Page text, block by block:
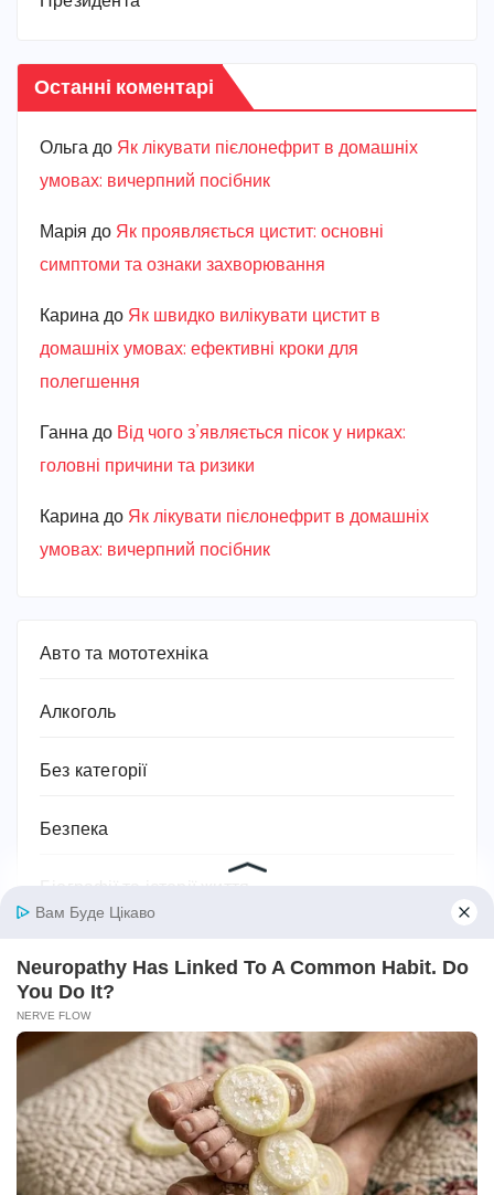
Останні коментарі
Ольга до Як лікувати пієлонефрит в домашніх
умовах: вичерпний посібник
Марiя до Як проявляється цистит: основні
симптоми та ознаки захворювання
Карина до Як швидко вилікувати цистит в
домашніх умовах: ефективні кроки для
полегшення
Ганна до Від чого з’являється пісок у нирках:
головні причини та ризики
Карина до Як лікувати пієлонефрит в домашніх
умовах: вичерпний посібник
Авто та мототехніка
Алкоголь
Без категорії
Безпека
Ванна кімната
Відносини
Відпочинок